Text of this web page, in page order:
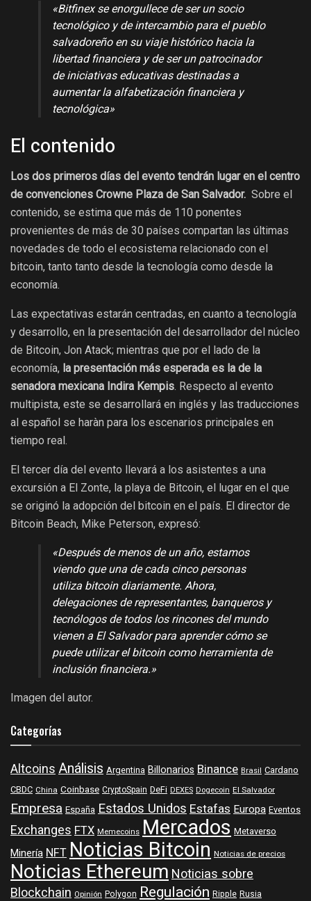
«Bitfinex se enorgullece de ser un socio
tecnológico y de intercambio para el pueblo
salvadoreño en su viaje histórico hacia la
libertad financiera y de ser un patrocinador
de iniciativas educativas destinadas a
aumentar la alfabetización financiera y
tecnológica»
El contenido
Los dos primeros días del evento tendrán lugar en el centro
de convenciones Crowne Plaza de San Salvador. Sobre el
contenido, se estima que más de 110 ponentes
provenientes de más de 30 países compartan las últimas
novedades de todo el ecosistema relacionado con el
bitcoin, tanto tanto desde la tecnología como desde la
economía.
Las expectativas estarán centradas, en cuanto a tecnología
y desarrollo, en la presentación del desarrollador del núcleo
de Bitcoin, Jon Atack; mientras que por el lado de la
economía, la presentación más esperada es la de la
senadora mexicana Indira Kempis. Respecto al evento
multipista, este se desarrollará en inglés y las traducciones
al español se haràn para los escenarios principales en
tiempo real.
El tercer día del evento llevará a los asistentes a una
excursión a El Zonte, la playa de Bitcoin, el lugar en el que
se originó la adopción del bitcoin en el país. El director de
Bitcoin Beach, Mike Peterson, expresó:
«Después de menos de un año, estamos
viendo que una de cada cinco personas
utiliza bitcoin diariamente. Ahora,
delegaciones de representantes, banqueros y
tecnólogos de todos los rincones del mundo
vienen a El Salvador para aprender cómo se
puede utilizar el bitcoin como herramienta de
inclusión financiera.»
Imagen del autor.
Categorías
AltcoinsAnálisis Argentina BillonariosBinance Brasil Cardano
CBDC China Coinbase CryptoSpain DeFi DEXES Dogecoin El Salvador
Empresa España Estados UnidosEstafasEuropa Eventos
ExchangesFTX Memecoins Mercados Metaverso
MineríaNFTNoticias Bitcoin Noticias de precios
Noticias EthereumNoticias sobre
Blockchain Opinión Polygon Regulación Ripple Rusia